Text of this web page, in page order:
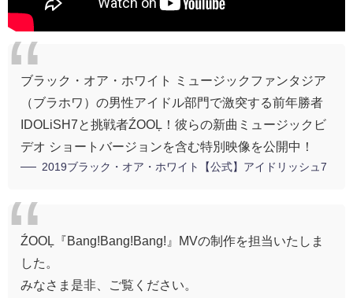
ブラック・オア・ホワイト ミュージックファンタジア
（ブラホワ）の男性アイドル部門で激突する前年勝者
IDOLiSH7と挑戦者ŹOOĻ！彼らの新曲ミュージックビ
デオ ショートバージョンを含む特別映像を公開中！
2019ブラック・オア・ホワイト【公式】アイドリッシュ7
ŹOOĻ『Bang!Bang!Bang!』MVの制作を担当いたしま
した。
みなさま是非、ご覧ください。